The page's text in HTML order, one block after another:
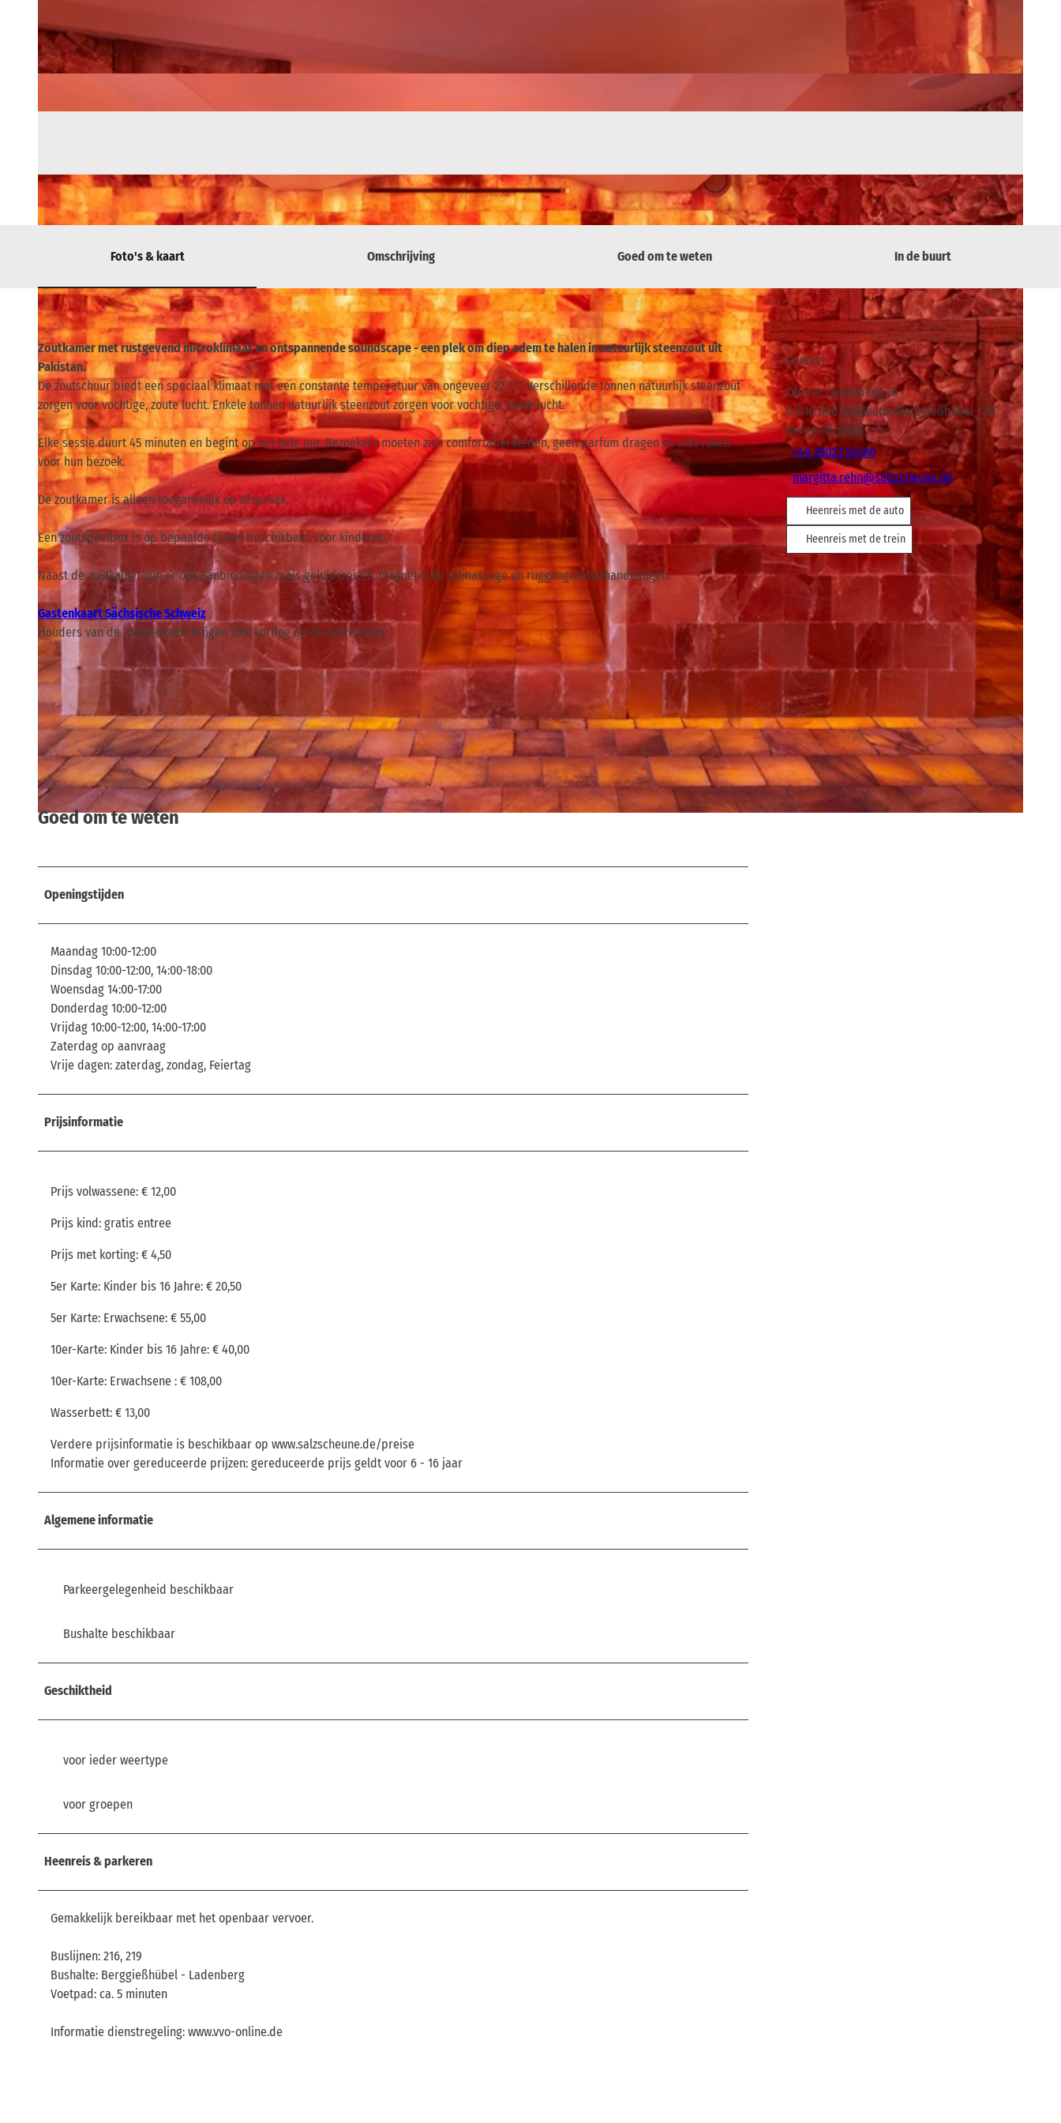
© viawww.saechsische-schweiz.de , Andrea Flak | CC-BY
© viawww.saechsische-schweiz.de, Andrea Flak |
Foto's & kaart Omschrijving Goed om te weten In de buurt
Zoutkamer met rustgevend microklimaat en ontspannende soundscape - een plek om diep adem te halen in natuurlijk steenzout uit
Pakistan.
De zoutschuur biedt een speciaal klimaat met een constante temperatuur van ongeveer 22 °C. Verschillende tonnen natuurlijk steenzout
zorgen voor vochtige, zoute lucht. Enkele tonnen natuurlijk steenzout zorgen voor vochtige, zoute lucht.
Elke sessie duurt 45 minuten en begint op het hele uur. Bezoekers moeten zich comfortabel kleden, geen parfum dragen en niet roken
voor hun bezoek.
De zoutkamer is alleen toegankelijk op afspraak.
Een zoutspeelbox is op bepaalde tijden beschikbaar voor kinderen.
Naast de zoutkamer zijn er ook aanbiedingen zoals geluidsreizen, magnetische rolmassage en ruggengraatbehandelingen.
Gastenkaart Sächsische Schweiz
Houders van de Gastenkaart krijgen 10% korting op de entreeprijs.
Goed om te weten
Openingstijden
Maandag 10:00-12:00
Dinsdag 10:00-12:00, 14:00-18:00
Woensdag 14:00-17:00
Donderdag 10:00-12:00
Vrijdag 10:00-12:00, 14:00-17:00
Zaterdag op aanvraag
Vrije dagen: zaterdag, zondag, Feiertag
Prijsinformatie
Prijs volwassene: € 12,00
Prijs kind: gratis entree
Prijs met korting: € 4,50
5er Karte: Kinder bis 16 Jahre: € 20,50
5er Karte: Erwachsene: € 55,00
10er-Karte: Kinder bis 16 Jahre: € 40,00
10er-Karte: Erwachsene : € 108,00
Wasserbett: € 13,00
Verdere prijsinformatie is beschikbaar op www.salzscheune.de/preise
Informatie over gereduceerde prijzen: gereduceerde prijs geldt voor 6 - 16 jaar
Algemene informatie
Parkeergelegenheid beschikbaar
Bushalte beschikbaar
Geschiktheid
voor ieder weertype
voor groepen
Heenreis & parkeren
Gemakkelijk bereikbaar met het openbaar vervoer.
Buslijnen: 216, 219
Bushalte: Berggießhübel - Ladenberg
Voetpad: ca. 5 minuten
Informatie dienstregeling: www.vvo-online.de
Contact
Oberer Ladenberg 3b
01816Bad Gottleuba-Berggießhübel - OT
Berggießhübel
+49 35023 52480
margitta.rehn@salzscheune.de
Heenreis met de auto
Heenreis met de trein